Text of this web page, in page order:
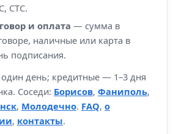
СТС.
и оплата — сумма в
наличные или карта в
подписания.
день; кредитные — 1–3 дня
Соседи: Борисов, Фаниполь,
, Молодечно. FAQ, о
, контакты.